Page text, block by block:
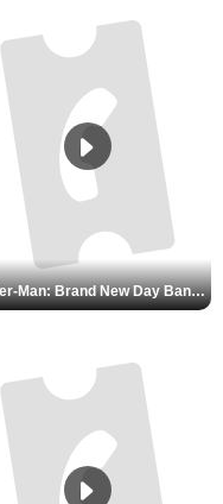
Spider-Man: Brand New Day Bande-annonce VO STFR